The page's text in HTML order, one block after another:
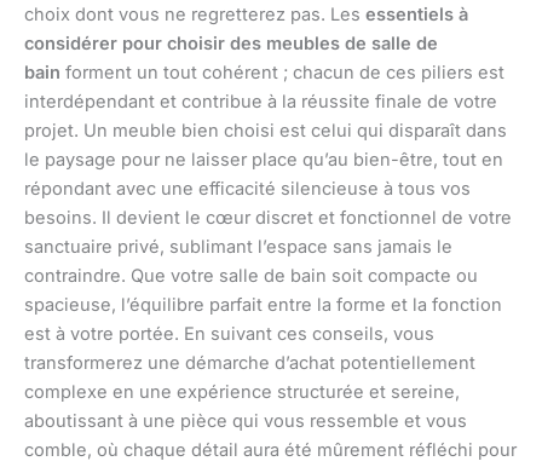
choix dont vous ne regretterez pas. Les essentiels à
considérer pour choisir des meubles de salle de
bain forment un tout cohérent ; chacun de ces piliers est
interdépendant et contribue à la réussite finale de votre
projet. Un meuble bien choisi est celui qui disparaît dans
le paysage pour ne laisser place qu’au bien-être, tout en
répondant avec une efficacité silencieuse à tous vos
besoins. Il devient le cœur discret et fonctionnel de votre
sanctuaire privé, sublimant l’espace sans jamais le
contraindre. Que votre salle de bain soit compacte ou
spacieuse, l’équilibre parfait entre la forme et la fonction
est à votre portée. En suivant ces conseils, vous
transformerez une démarche d’achat potentiellement
complexe en une expérience structurée et sereine,
aboutissant à une pièce qui vous ressemble et vous
comble, où chaque détail aura été mûrement réfléchi pour